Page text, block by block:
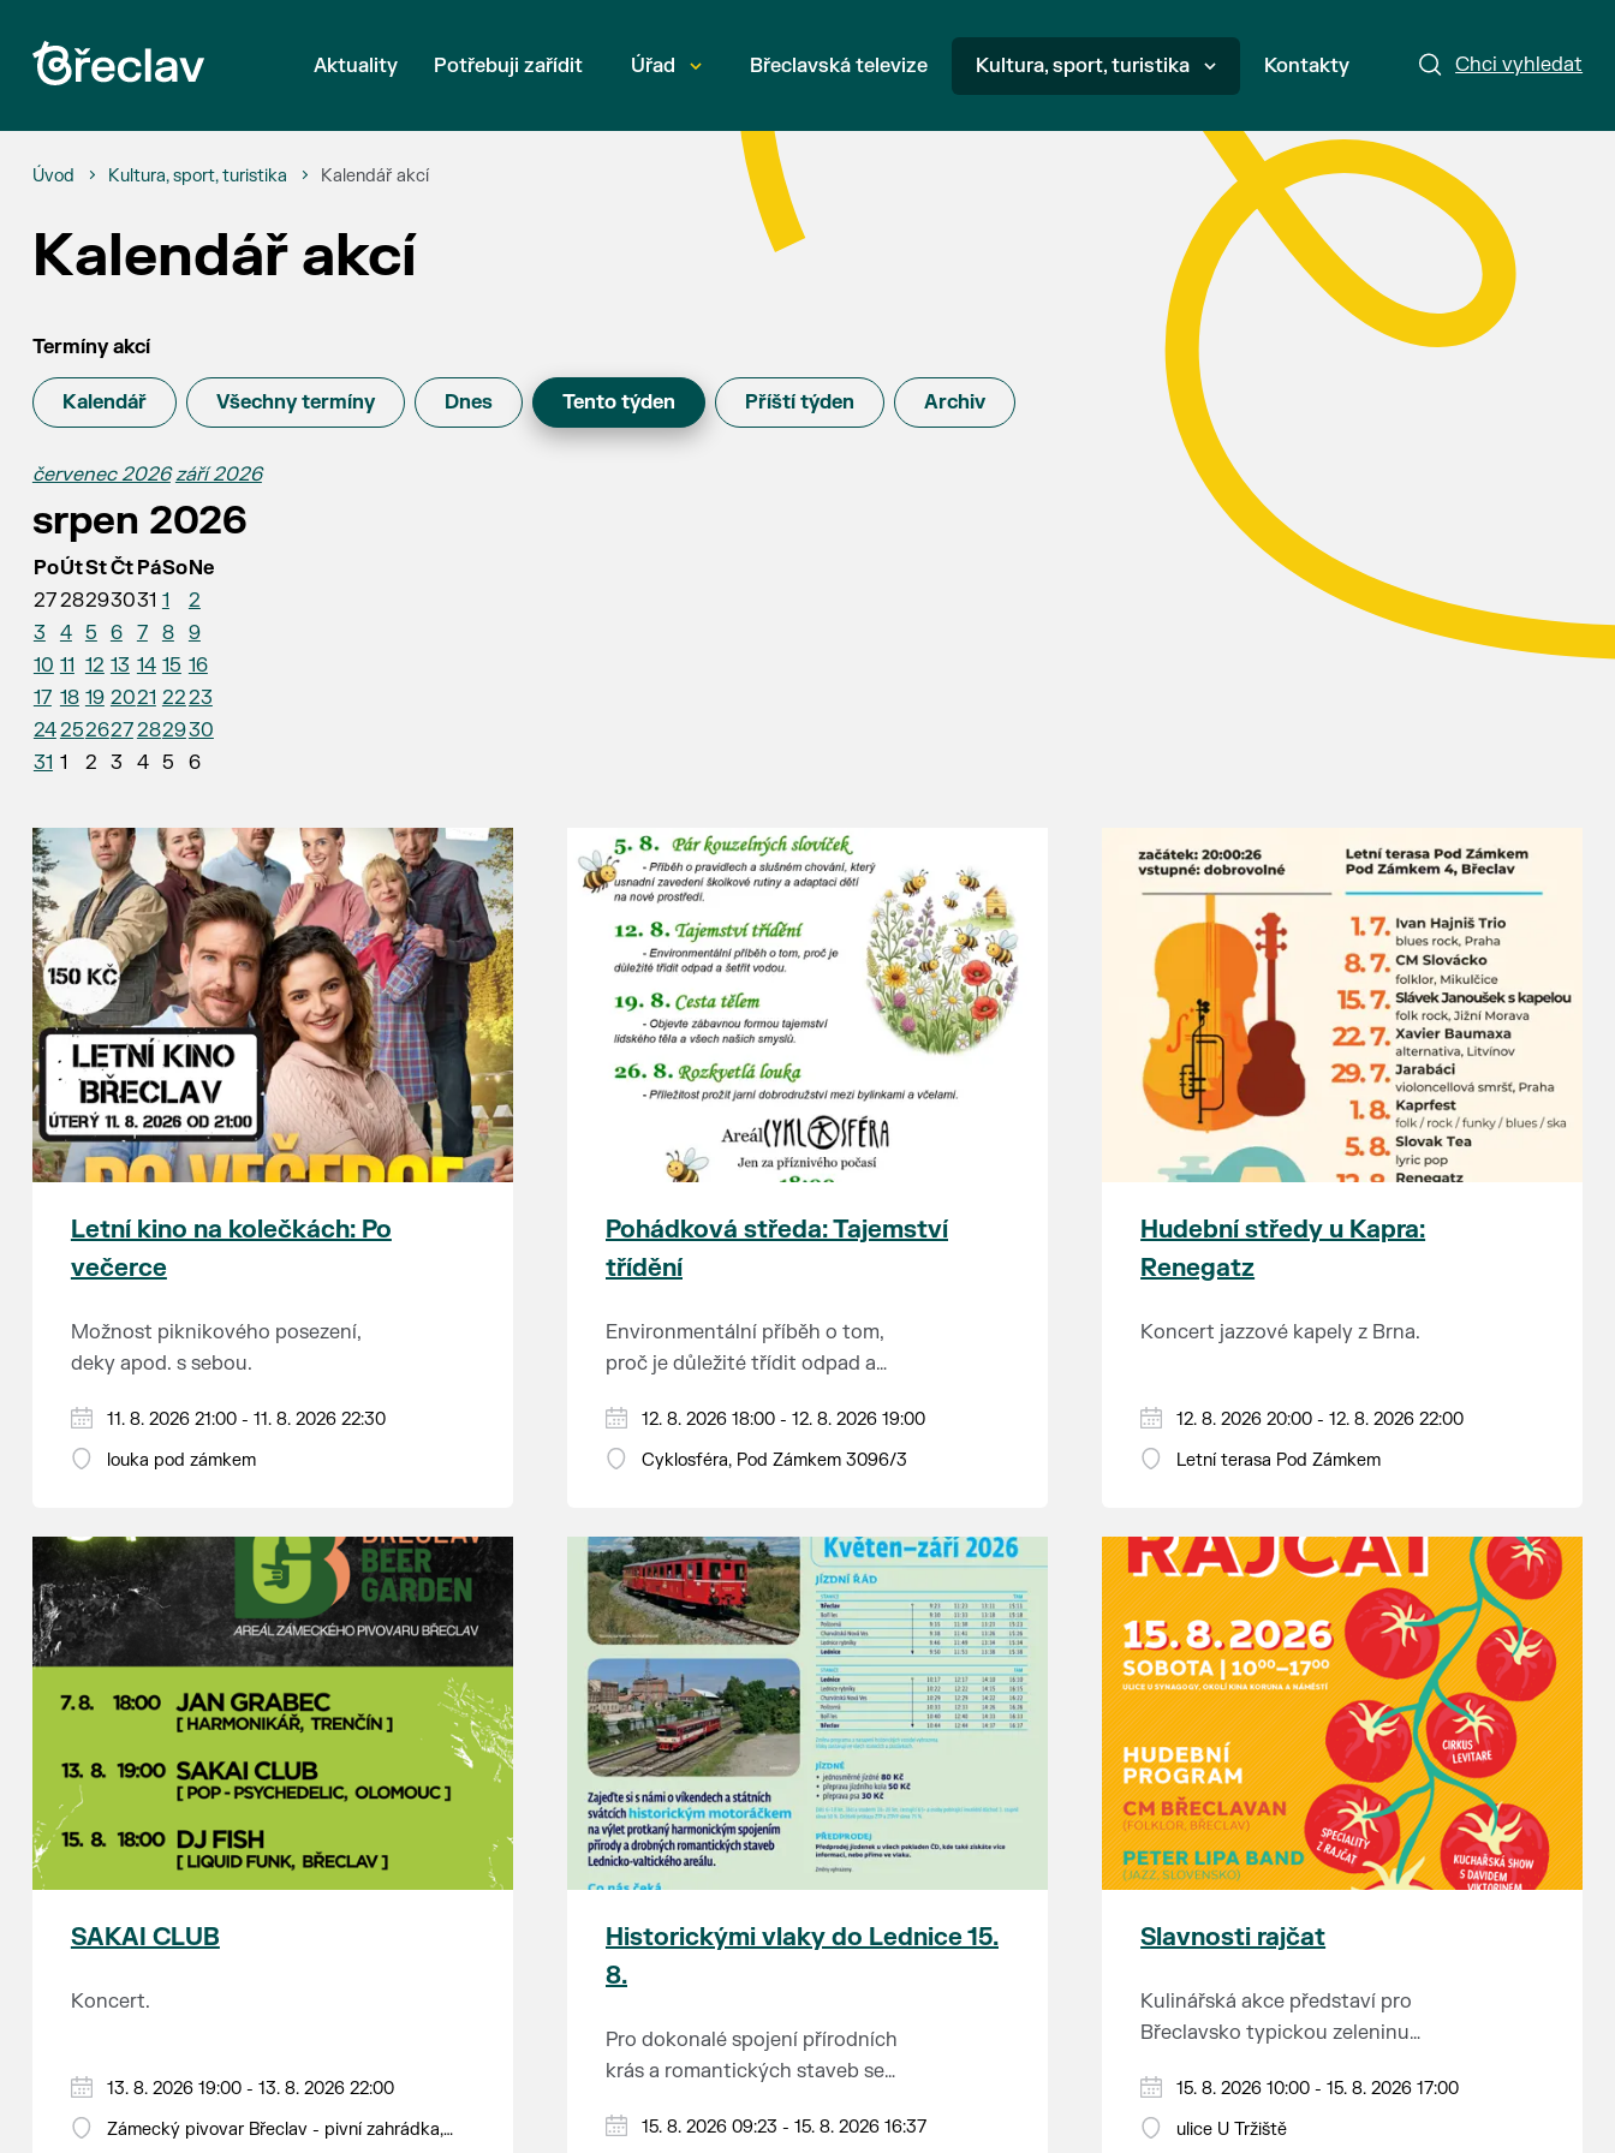
Chci vyhledat
Aktuality Potřebuji zařídit Úřad Břeclavská televize Kultura, sport, turistika Kontakty
Úvod Kultura, sport, turistika Kalendář akcí
Kalendář akcí
Termíny akcí
Kalendář Všechny termíny Dnes Tento týden Příští týden Archiv
červenec 2026 září 2026
srpen 2026
PoÚtStČt PáSoNe
2728293031 1
2
3
4 5 6 7 8
9
10 11 12 13 14 15 16
17 18 19 2021 2223
24252627282930
31 1 2 3 4 5 6
Letní kino na kolečkách: Po
večerce
Možnost piknikového posezení,
deky apod. s sebou.
V případě nepřízně počasí se
promítání ruší. Kino otevřeno
11. 8. 2026 21:00 - 11. 8. 2026 22:30
louka pod zámkem
Pohádková středa: Tajemství
třídění
Environmentální příběh o tom,
proč je důležité třídit odpad a
Hraje se jen za příznivého počasí.
Vstupné dobrovolné.
12. 8. 2026 18:00 - 12. 8. 2026 19:00
Cyklosféra, Pod Zámkem 3096/3
Hudební středy u Kapra:
Renegatz
Koncert jazzové kapely z Brna.
12. 8. 2026 20:00 - 12. 8. 2026 22:00
Letní terasa Pod Zámkem
SAKAI CLUB
Koncert.
13. 8. 2026 19:00 - 13. 8. 2026 22:00
Zámecký pivovar Břeclav - pivní zahrádka,
Historickými vlaky do Lednice 15.
8.
Pro dokonalé spojení přírodních
krás a romantických staveb se
přezdívá Zahrada Evropy. Na výlet
Od 1. května do 28. září vás o
15. 8. 2026 09:23 - 15. 8. 2026 16:37
Slavnosti rajčat
Kulinářská akce představí pro
Břeclavsko typickou zeleninu
Vystoupí: CM Břeclavan, Peter
Lipa Band, Swingalia.
15. 8. 2026 10:00 - 15. 8. 2026 17:00
ulice U Tržiště